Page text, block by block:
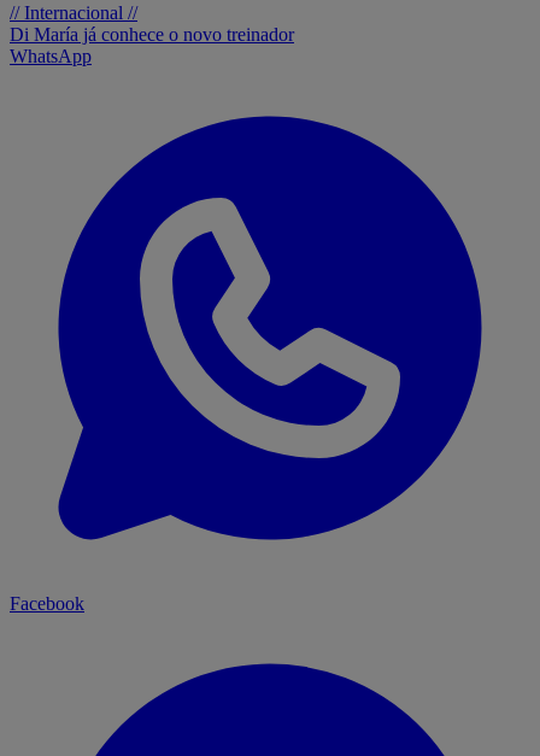
// Internacional //
Di María já conhece o novo treinador
WhatsApp
Facebook